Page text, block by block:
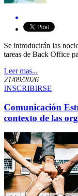
​Se introducirán las
tareas de Back Office
Leer mas...
21/09/2026
INSCRIBIRSE
Comunicación
contexto de las